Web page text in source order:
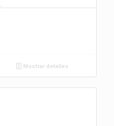
Mostrar detalles